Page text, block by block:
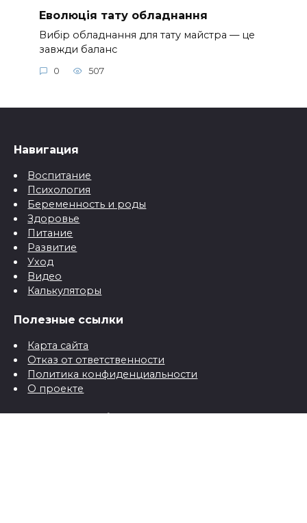
Еволюція тату обладнання
Вибір обладнання для тату майстра — це
завжди баланс
0 507
Навигация
Воспитание
Психология
Беременность и роды
Здоровье
Питание
Развитие
Уход
Видео
Калькуляторы
Полезные ссылки
Карта сайта
Отказ от ответственности
Политика конфиденциальности
О проекте
Контактная информация